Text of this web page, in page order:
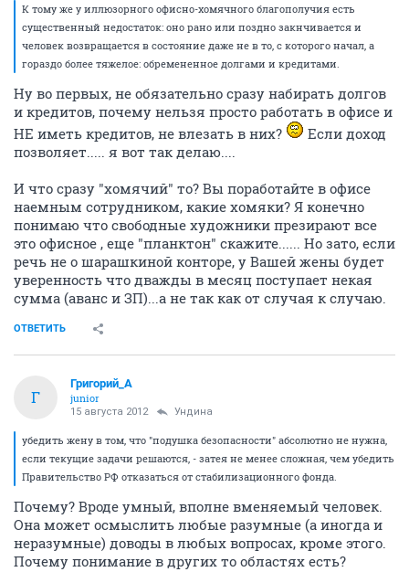
К тому же у иллюзорного офисно-хомячного благополучия есть
существенный недостаток: оно рано или поздно закнчивается и
человек возвращается в состояние даже не в то, с которого начал, а
гораздо более тяжелое: обремененное долгами и кредитами.
Ну во первых, не обязательно сразу набирать долгов
и кредитов, почему нельзя просто работать в офисе и
НЕ иметь кредитов, не влезать в них?
Если доход
позволяет..... я вот так делаю....
И что сразу "хомячий" то? Вы поработайте в офисе
наемным сотрудником, какие хомяки? Я конечно
понимаю что свободные художники презирают все
это офисное , еще "планктон" скажите...... Но зато, если
речь не о шарашкиной конторе, у Вашей жены будет
уверенность что дважды в месяц поступает некая
сумма (аванс и ЗП)...а не так как от случая к случаю.
ОТВЕТИТЬ
Г
Григорий_А
junior
15 августа 2012 Ундинa
убедить жену в том, что "подушка безопасности" абсолютно не нужна,
если текущие задачи решаются, - затея не менее сложная, чем убедить
Правительство РФ отказаться от стабилизационного фонда.
Почему? Вроде умный, вполне вменяемый человек.
Она может осмыслить любые разумные (а иногда и
неразумные) доводы в любых вопросах, кроме этого.
Почему понимание в других то областях есть?